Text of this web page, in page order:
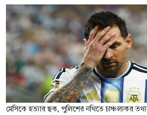
মেসিকে হত্যার ছক, পুলিশের নথিতে চাঞ্চল্যকর তথ্য